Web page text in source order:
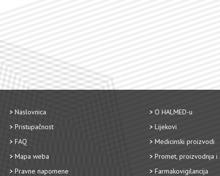
Naslovnica
Pristupačnost
FAQ
Mapa weba
Pravne napomene
O HALMED-u
Lijekovi
Medicinski proizvodi
Promet, proizvodnja i
Farmakovigilancija